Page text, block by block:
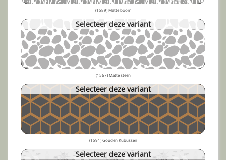
(1589) Matte boom
Selecteer deze variant
(1567) Matte steen
Selecteer deze variant
(1591) Gouden Kubussen
Selecteer deze variant